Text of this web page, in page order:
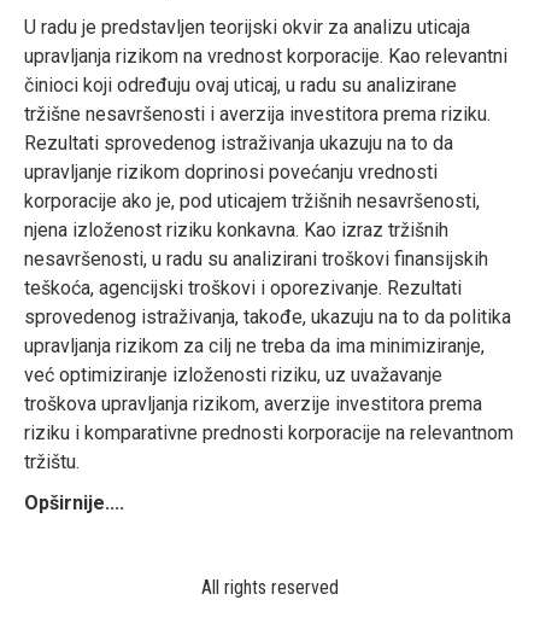
U radu je predstavljen teorijski okvir za analizu uticaja
upravljanja rizikom na vrednost korporacije. Kao relevantni
činioci koji određuju ovaj uticaj, u radu su analizirane
tržišne nesavršenosti i averzija investitora prema riziku.
Rezultati sprovedenog istraživanja ukazuju na to da
upravljanje rizikom doprinosi povećanju vrednosti
korporacije ako je, pod uticajem tržišnih nesavršenosti,
njena izloženost riziku konkavna. Kao izraz tržišnih
nesavršenosti, u radu su analizirani troškovi finansijskih
teškoća, agencijski troškovi i oporezivanje. Rezultati
sprovedenog istraživanja, takođe, ukazuju na to da politika
upravljanja rizikom za cilj ne treba da ima minimiziranje,
već optimiziranje izloženosti riziku, uz uvažavanje
troškova upravljanja rizikom, averzije investitora prema
riziku i komparativne prednosti korporacije na relevantnom
tržištu.
Opširnije....
All rights reserved